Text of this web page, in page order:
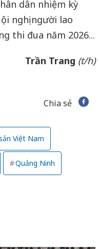
dân nhiệm kỳ
nghị người lao
thi đua năm 2026...
Trần Trang (t/h)
Chia sẻ
Việt Nam
Quảng Ninh